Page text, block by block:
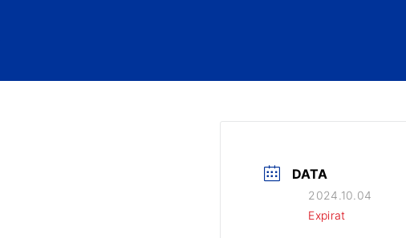
DATA
2024.10.04
Expirat